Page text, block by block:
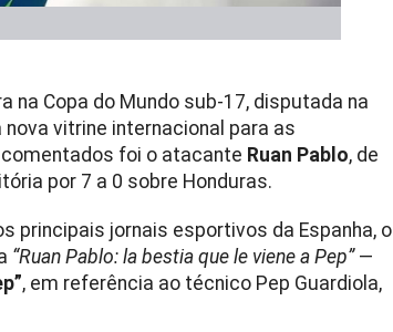
na Copa do Mundo sub-17, disputada na
vitrine internacional para as
foi o atacante Ruan Pablo, de
por 7 a 0 sobre Honduras.
principais jornais esportivos da Espanha, o
“Ruan Pablo: la bestia que le viene a Pep”—
, em referência ao técnico Pep Guardiola,